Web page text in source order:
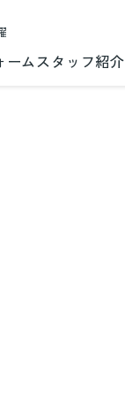
ーム スタッフ紹介